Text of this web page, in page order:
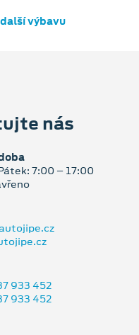
výbavu
nás
7:00 – 17:00
933 452
933 452